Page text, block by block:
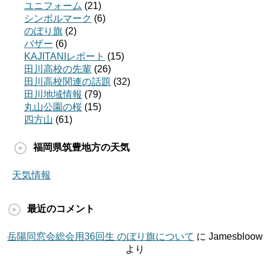
ユニフォーム (21)
シンボルマーク (6)
のぼり旗 (2)
バザー (6)
KAJITANIレポート (15)
田川高校の先輩 (26)
田川高校関連の話題 (32)
田川地域情報 (79)
丸山公園の桜 (15)
四方山 (61)
福岡県筑豊地方の天気
天気情報
最近のコメント
岳陽同窓会総会用36回生 のぼり旗について に Jamesbloow
より